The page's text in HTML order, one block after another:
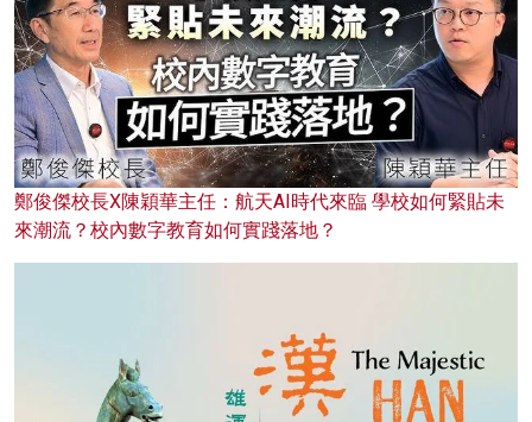
鄭俊傑校長X陳穎華主任：航天AI時代來臨 學校如何緊貼未
來潮流？校內數字教育如何實踐落地？